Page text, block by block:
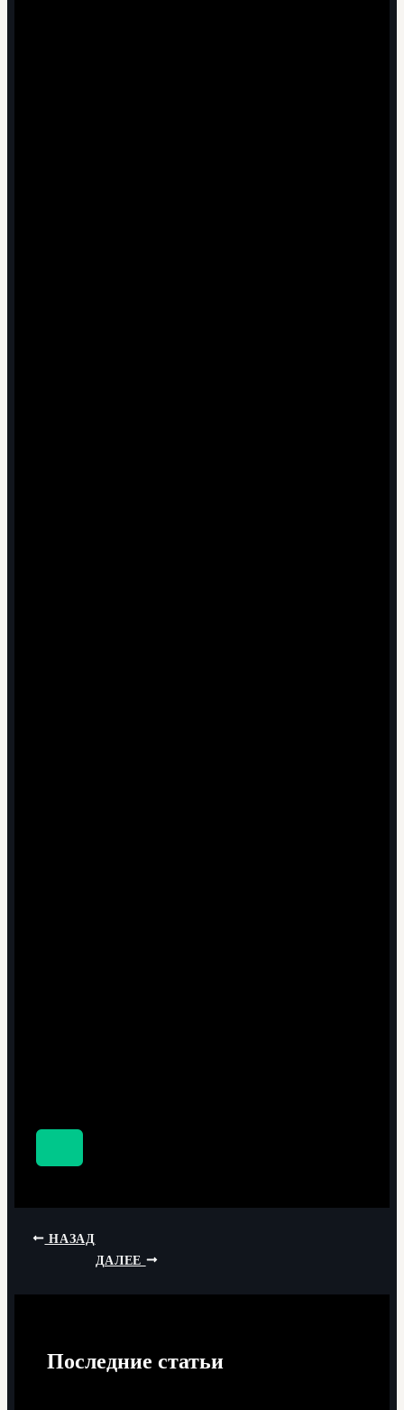
НАЗАД
ДАЛЕЕ
Последние статьи